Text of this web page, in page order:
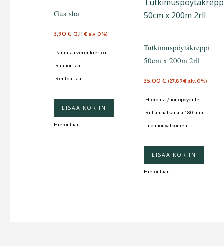
Gua sha
3,90€ (3,11 € alv. 0%)
-Parantaa verenkiertoa
-Rauhoittaa
-Rentouttaa
LISÄÄ KORIIN
Hierontaan
Tutkimuspöytäkreppi
50cm x 200m 2rll
35,00€ (27,89€ alv. 0%)
-Hieronta-/hoitopöydille
-Rullan halkaisija 180 mm
-Luonnonvalkoinen
LISÄÄ KORIIN
Hierontaan